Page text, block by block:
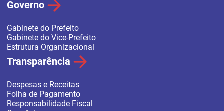
Governo
Gabinete do Prefeito
Gabinete do Vice-Prefeito
Estrutura Organizacional
Transparência
Despesas e Receitas
Folha de Pagamento
Responsabilidade Fiscal